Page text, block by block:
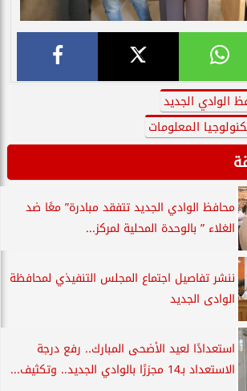
الوادي الجديد
المعلومات
محافظ الوادي الجديد تتفقد مبادرة” معًا ضد
الغلاء ” بالوحدة المحلية لمركز...
ننشر تفاصيل اجتماع المجلس التنفيذي لمحافظة
الوادى الجديد
استعدادًا لعيد الأضحى المبارك.. رفع درجة
الاستعداد بـ14 مجزرًا بالوادي الجديد.. وتكثيف...